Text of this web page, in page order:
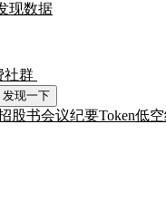
现数据
社群
发现一下
股书会议纪要Token低